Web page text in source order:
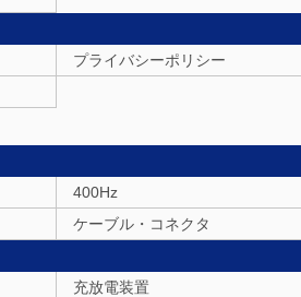
プライバシーポリシー
400Hz
ケーブル・コネクタ
充放電装置